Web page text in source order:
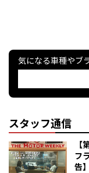
気になる車種やブ
スタッフ通信
フ
告】